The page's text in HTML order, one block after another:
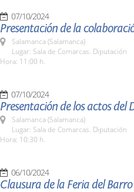
07/10/2024
Presentación de la
Salamanca (Salamanca)
Lugar: Sala de Comarcas. Diputación
Hora: 11:00 h.
07/10/2024
Presentación de los actos del
Salamanca (Salamanca)
Lugar: Sala de Comarcas. Diputación
Hora: 10:30 h.
06/10/2024
Clausura de la Feria del Barro